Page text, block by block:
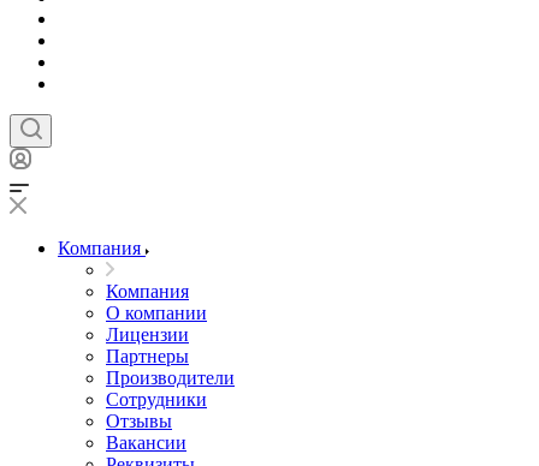
Компания
Компания
О компании
Лицензии
Партнеры
Производители
Сотрудники
Отзывы
Вакансии